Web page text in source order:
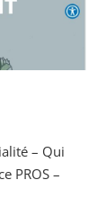
– Qui
PROS–